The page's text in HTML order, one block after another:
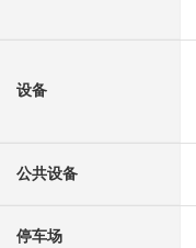
设备
公共设备
停车场